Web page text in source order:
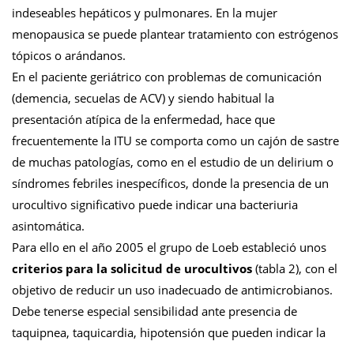
indeseables hepáticos y pulmonares. En la mujer
menopausica se puede plantear tratamiento con estrógenos
tópicos o arándanos.
En el paciente geriátrico con problemas de comunicación
(demencia, secuelas de ACV) y siendo habitual la
presentación atípica de la enfermedad, hace que
frecuentemente la ITU se comporta como un cajón de sastre
de muchas patologías, como en el estudio de un delirium o
síndromes febriles inespecíficos, donde la presencia de un
urocultivo significativo puede indicar una bacteriuria
asintomática.
Para ello en el año 2005 el grupo de Loeb estableció unos
criterios para la solicitud de urocultivos (tabla 2), con el
objetivo de reducir un uso inadecuado de antimicrobianos.
Debe tenerse especial sensibilidad ante presencia de
taquipnea, taquicardia, hipotensión que pueden indicar la